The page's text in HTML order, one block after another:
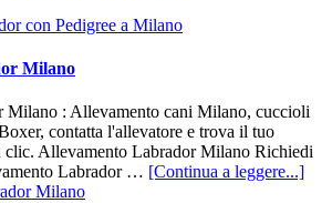
Milano
Milano : Allevamento cani Milano, cuccioli
contatta l'allevatore e trova il tuo
clic. Allevamento Labrador Milano Richiedi
Labrador … [Continua a leggere...]
Milano